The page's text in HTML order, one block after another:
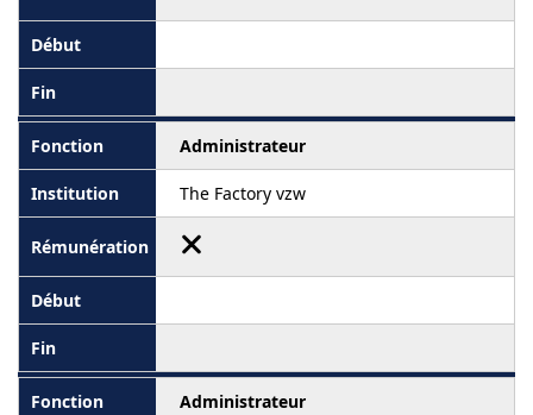
Administrateur
The Factory vzw
Administrateur